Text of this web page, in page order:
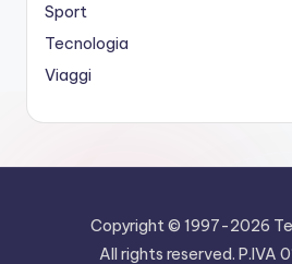
Sport
Tecnologia
Viaggi
Copyright © 1997-2026
All rights reserved. P.IVA